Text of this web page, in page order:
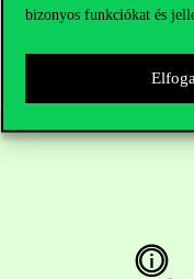
bizonyos funkciókat és